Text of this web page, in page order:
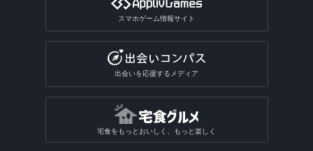
スマホゲーム情報サイト
出会いを応援するメディア
宅食をもっとおいしく、もっと楽しく